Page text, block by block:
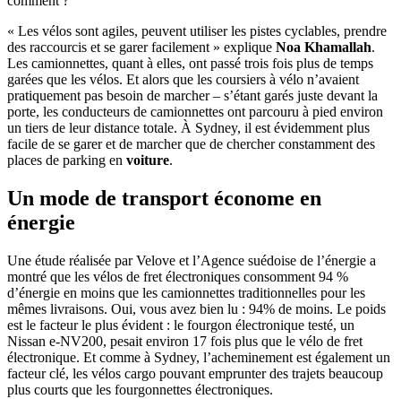
« Les vélos sont agiles, peuvent utiliser les pistes cyclables, prendre
des raccourcis et se garer facilement » explique Noa Khamallah.
Les camionnettes, quant à elles, ont passé trois fois plus de temps
garées que les vélos. Et alors que les coursiers à vélo n’avaient
pratiquement pas besoin de marcher – s’étant garés juste devant la
porte, les conducteurs de camionnettes ont parcouru à pied environ
un tiers de leur distance totale. À Sydney, il est évidemment plus
facile de se garer et de marcher que de chercher constamment des
places de parking en voiture.
Un mode de transport économe en
énergie
Une étude réalisée par Velove et l’Agence suédoise de l’énergie a
montré que les vélos de fret électroniques consomment 94 %
d’énergie en moins que les camionnettes traditionnelles pour les
mêmes livraisons. Oui, vous avez bien lu : 94% de moins. Le poids
est le facteur le plus évident : le fourgon électronique testé, un
Nissan e-NV200, pesait environ 17 fois plus que le vélo de fret
électronique. Et comme à Sydney, l’acheminement est également un
facteur clé, les vélos cargo pouvant emprunter des trajets beaucoup
plus courts que les fourgonnettes électroniques.